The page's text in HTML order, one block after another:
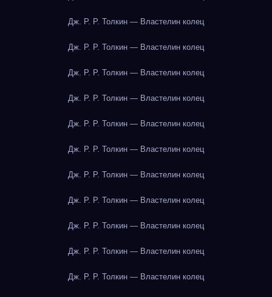
Дж. Р. Р. Толкин — Властелин колец
Дж. Р. Р. Толкин — Властелин колец
Дж. Р. Р. Толкин — Властелин колец
Дж. Р. Р. Толкин — Властелин колец
Дж. Р. Р. Толкин — Властелин колец
Дж. Р. Р. Толкин — Властелин колец
Дж. Р. Р. Толкин — Властелин колец
Дж. Р. Р. Толкин — Властелин колец
Дж. Р. Р. Толкин — Властелин колец
Дж. Р. Р. Толкин — Властелин колец
Дж. Р. Р. Толкин — Властелин колец